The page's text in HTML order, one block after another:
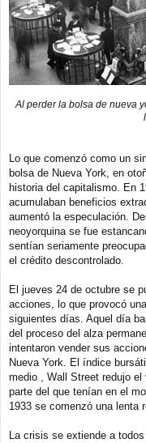
Al perder la bolsa de nueva
Lo que comenzó como un
bolsa de Nueva York, en
historia del capitalismo. En
acumulaban beneficios
aumentó la especulación.
neoyorquina se fue
sentían seriamente
el crédito descontrolado.
El jueves 24 de octubre se
acciones, lo que provocó
siguientes días. Aquel día
del proceso del alza
intentaron vender sus
Nueva York. El índice
medio , Wall Street redujo
parte del que tenían en el
1933 se comenzó una lenta
La crisis se extiende a